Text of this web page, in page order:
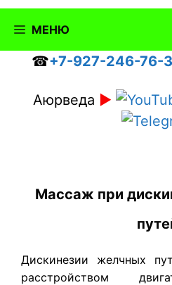
МЕНЮ
☎+7-927-246-76-
Аюрведа ►
Массаж при
Дискинезии желчных
расстройством